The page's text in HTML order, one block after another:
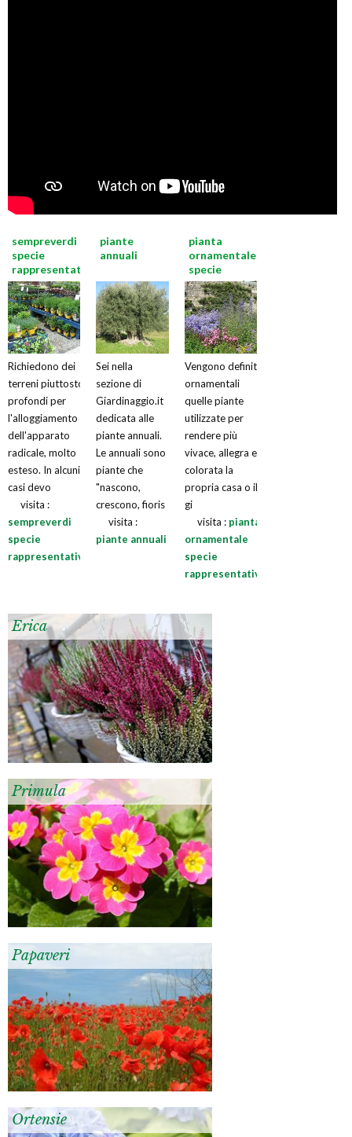
sempreverdi
specie
rappresentative
Richiedono dei
terreni piuttosto
profondi per
l'alloggiamento
dell'apparato
radicale, molto
esteso. In alcuni
casi devo
visita :
sempreverdi
specie
rappresentative
piante
annuali
Sei nella
sezione di
Giardinaggio.it
dedicata alle
piante annuali.
Le annuali sono
piante che
"nascono,
crescono, fioris
visita :
piante annuali
pianta
ornamentale
specie
rappresentative
Vengono definite
ornamentali
quelle piante
utilizzate per
rendere più
vivace, allegra e
colorata la
propria casa o il
gi
visita : pianta
ornamentale
specie
rappresentative
Erica
Primula
Papaveri
Ortensie